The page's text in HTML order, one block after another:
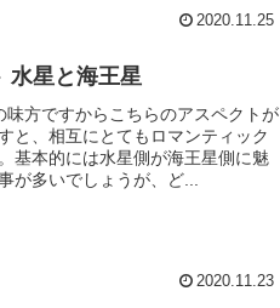
2020.11.25
水星と海王星
方ですからこちらのアスペクトが
と、相互にとてもロマンティック
基本的には水星側が海王星側に魅
が多いでしょうが、ど...
2020.11.23